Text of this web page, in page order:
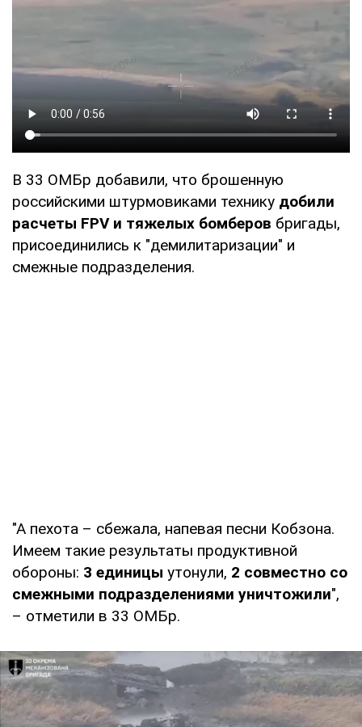
В 33 ОМБр добавили, что брошенную
российскими штурмовиками технику добили
расчеты FPV и тяжелых бомберов бригады,
присоединились к "демилитаризации" и
смежные подразделения.
"А пехота – сбежала, напевая песни Кобзона.
Имеем такие результаты продуктивной
обороны: 3 единицы утонули, 2 совместно со
смежными подразделениями уничтожили",
– отметили в 33 ОМБр.